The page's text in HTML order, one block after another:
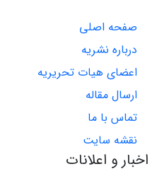
صفحه اصلی
درباره نشریه
اعضای هیات تحریریه
ارسال مقاله
تماس با ما
نقشه سایت
اخبار و اعلانات